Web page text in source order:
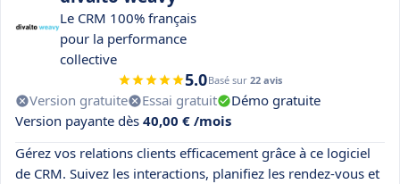
Le CRM 100% français
pour la performance
collective
5.0Basé sur 22 avis
Version gratuite Essai gratuit
Démo gratuite
Version payante dès 40,00 € /mois
Gérez vos relations clients efficacement grâce à ce logiciel
de CRM. Suivez les interactions, planifiez les rendez-vous et